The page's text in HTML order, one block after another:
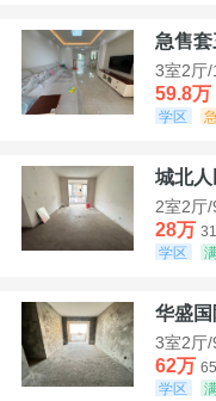
急售套
3室2厅/
59.8万
学区
城北
2室2厅
28万
学区
华盛
3室2厅/
62万
学区